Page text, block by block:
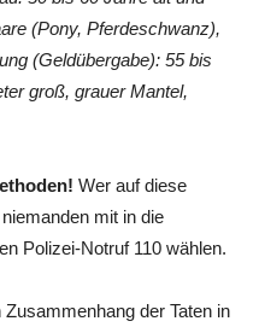
(Pony, Pferdeschwanz),
(Geldübergabe): 55 bis
groß, grauer Mantel,
Wer auf diese
mit in die
Polizei-Notruf 110 wählen.
der Taten in